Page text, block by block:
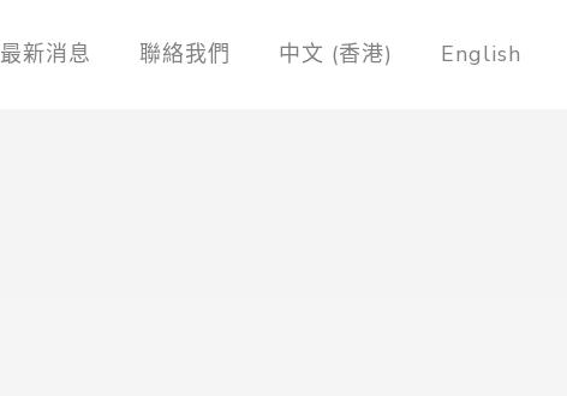
最新消息 聯絡我們 中文 (香港) English